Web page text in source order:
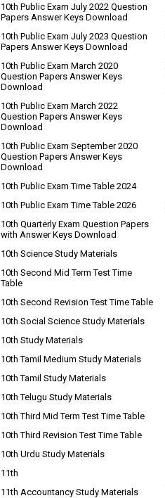
10th Public Exam July 2022 Question
Papers Answer Keys Download
10th Public Exam July 2023 Question
Papers Answer Keys Download
10th Public Exam March 2020
Question Papers Answer Keys
Download
10th Public Exam March 2022
Question Papers Answer Keys
Download
10th Public Exam September 2020
Question Papers Answer Keys
Download
10th Public Exam Time Table 2024
10th Public Exam Time Table 2026
10th Quarterly Exam Question Papers
with Answer Keys Download
10th Science Study Materials
10th Second Mid Term Test Time
Table
10th Second Revision Test Time Table
10th Social Science Study Materials
10th Study Materials
10th Tamil Medium Study Materials
10th Tamil Study Materials
10th Telugu Study Materials
10th Third Mid Term Test Time Table
10th Third Revision Test Time Table
10th Urdu Study Materials
11th
11th Accountancy Study Materials